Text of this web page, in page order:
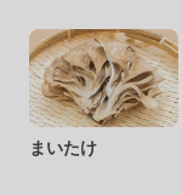
まいたけ